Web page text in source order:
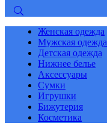
Женская одежда
Мужская одежда
Детская одежда
Нижнее белье
Аксессуары
Сумки
Игрушки
Бижутерия
Косметика